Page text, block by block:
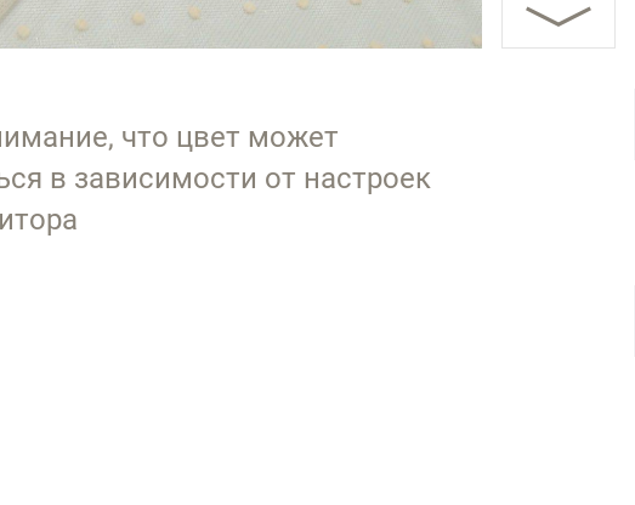
что цвет может
в зависимости от настроек